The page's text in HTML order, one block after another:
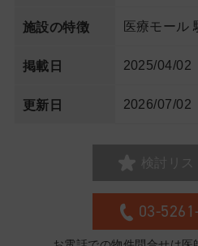
施設の特徴 医療モール
掲載日 2025/04/02
更新日 2026/07/02
検討リス
03-